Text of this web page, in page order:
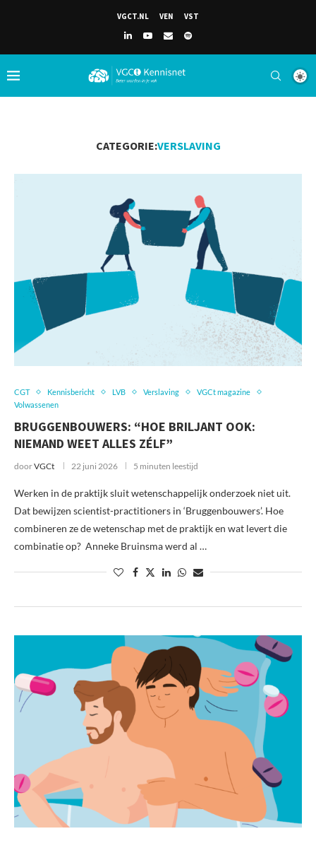
VGCT.NL VEN VST
CATEGORIE:VERSLAVING
CGT Kennisbericht LVB Verslaving
VGCt magazine
Volwassenen
BRUGGENBOUWERS: “HOE BRILJANT OOK:
NIEMAND WEET ALLES ZÉLF”
doorVGCt 22 juni 2026 5 minuten leestijd
Werken in de praktijk sluit wetenschappelijk onderzoek niet uit.
Dat bewijzen scientist-practitioners in ‘Bruggenbouwers’. Hoe
combineren ze de wetenschap met de praktijk en wat levert die
combinatie op? Anneke Bruinsma werd al …